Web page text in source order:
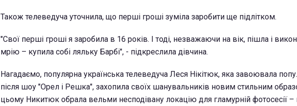
Також телеведуча уточнила, що перші гроші зуміла заробити ще підлітком.
"Свої перші гроші я заробила в 16 років. І тоді, незважаючи на вік, пішла і
мрію – купила собі ляльку Барбі", - підкреслила дівчина.
Нагадаємо, популярна українська телеведуча Леся Нікітюк, яка завоювала
після шоу "Орел і Решка", захопила своїх шанувальників новим стильним
цьому Никитюк обрала вельми несподівану локацію для гламурній фотосесії –